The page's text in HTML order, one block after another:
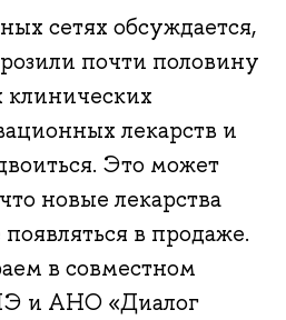
сетях обсуждается,
почти половину
клинических
лекарств и
Это может
новые лекарства
в продаже.
в совместном
и АНО «Диалог